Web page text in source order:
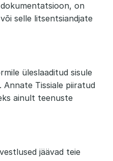
on
selle litsentsiandjate
üleslaaditud sisule
Annate Tissiale piiratud
ainult teenuste
jäävad teie